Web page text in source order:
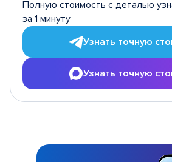
Полную стоимость с деталью
за 1 минуту
Узнать точную
Узнать точную